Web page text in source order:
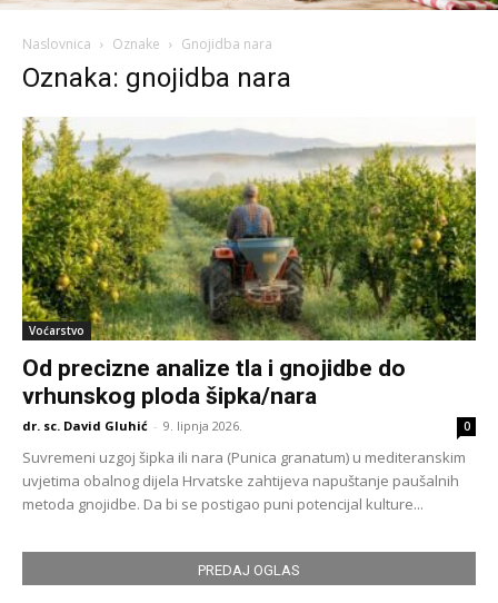
Naslovnica Oznake Gnojidba nara
Oznaka: gnojidba nara
Voćarstvo
Od precizne analize tla i gnojidbe do
vrhunskog ploda šipka/nara
dr. sc. David Gluhić - 9. lipnja 2026. 0
Suvremeni uzgoj šipka ili nara (Punica granatum) u mediteranskim
uvjetima obalnog dijela Hrvatske zahtijeva napuštanje paušalnih
metoda gnojidbe. Da bi se postigao puni potencijal kulture...
PREDAJ OGLAS